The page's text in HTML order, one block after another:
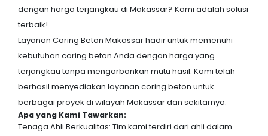
dengan harga terjangkau di Makassar? Kami adalah solusi
terbaik!
Layanan Coring Beton Makassar hadir untuk memenuhi
kebutuhan coring beton Anda dengan harga yang
terjangkau tanpa mengorbankan mutu hasil. Kami telah
berhasil menyediakan layanan coring beton untuk
berbagai proyek di wilayah Makassar dan sekitarnya.
Apa yang Kami Tawarkan:
Tenaga Ahli Berkualitas: Tim kami terdiri dari ahli dalam